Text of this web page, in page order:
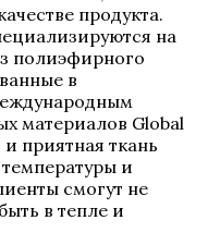
продукта.
на
полиэфирного
в
материалов Global
и приятная ткань
и
смогут не
в тепле и